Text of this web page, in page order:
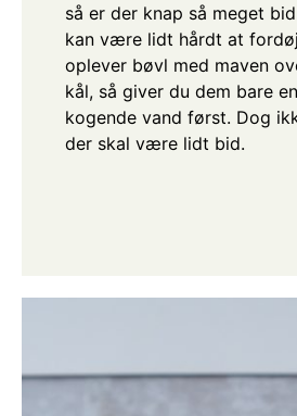
så er der knap så meget
kan være lidt hårdt at
oplever bøvl med maven
kål, så giver du dem bare
kogende vand først. Dog
der skal være lidt bid.